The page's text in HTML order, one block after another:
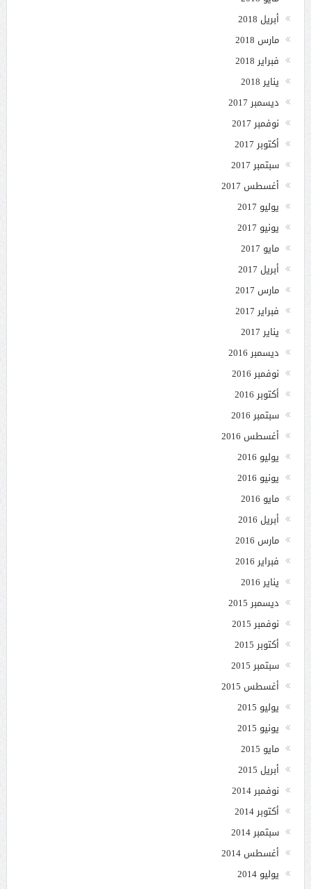
أبريل 2018
مارس 2018
فبراير 2018
يناير 2018
ديسمبر 2017
نوفمبر 2017
أكتوبر 2017
سبتمبر 2017
أغسطس 2017
يوليو 2017
يونيو 2017
مايو 2017
أبريل 2017
مارس 2017
فبراير 2017
يناير 2017
ديسمبر 2016
نوفمبر 2016
أكتوبر 2016
سبتمبر 2016
أغسطس 2016
يوليو 2016
يونيو 2016
مايو 2016
أبريل 2016
مارس 2016
فبراير 2016
يناير 2016
ديسمبر 2015
نوفمبر 2015
أكتوبر 2015
سبتمبر 2015
أغسطس 2015
يوليو 2015
يونيو 2015
مايو 2015
أبريل 2015
نوفمبر 2014
أكتوبر 2014
سبتمبر 2014
أغسطس 2014
يوليو 2014